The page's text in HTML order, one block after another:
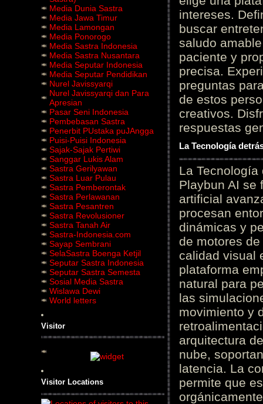
Media Dunia Sastra
Media Jawa Timur
Media Lamongan
Media Ponorogo
Media Sastra Indonesia
Media Sastra Nusantara
Media Seputar Indonesia
Media Seputar Pendidikan
Nurel Javissyarqi
Nurel Javissyarqi dan Para
Apresian
Pasar Seni Indonesia
Pembebasan Sastra
Penerbit PUstaka puJAngga
Puisi-Puisi Indonesia
Sajak-Sajak Pertiwi
Sanggar Lukis Alam
Sastra Gerilyawan
Sastra Luar Pulau
Sastra Pemberontak
Sastra Perlawanan
Sastra Pesantren
Sastra Revolusioner
Sastra Tanah Air
Sastra-Indonesia.com
Sayap Sembrani
SelaSastra Boenga Ketjil
Seputar Sastra Indonesia
Seputar Sastra Semesta
Sosial Media Sastra
Wislawa Dewi
World letters
Visitor
Visitor Locations
intereses.
buscar
saludo
paciente y
precisa.
preguntas
de estos
creativos.
respuestas
La Tecnología
La
Playbun AI se
artificial
procesan
dinámicas y
de motores
calidad visual
plataforma
natural para
las
movimiento y
arquitectura
nube,
latencia. La
permite que